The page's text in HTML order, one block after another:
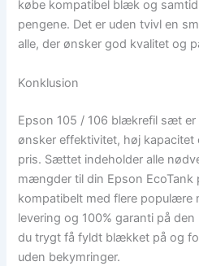
købe kompatibel blæk og
pengene. Det er uden tvivl en
alle, der ønsker god kvalitet og
Konklusion
Epson 105 / 106 blækrefil sæt
ønsker effektivitet, høj
pris. Sættet indeholder alle
mængder til din Epson EcoTank
kompatibelt med flere populære
levering og 100% garanti på
du trygt få fyldt blækket på og
uden bekymringer.